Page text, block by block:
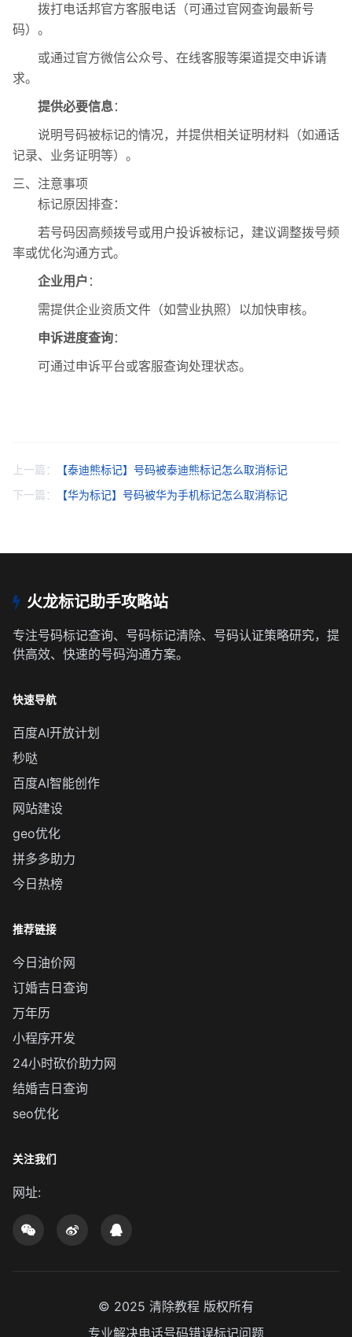
拨打电话邦官方客服电话（可通过官网查询最新号
码）。
或通过官方微信公众号、在线客服等渠道提交申诉请
求。
提供必要信息‌：
说明号码被标记的情况，并提供相关证明材料（如通话
记录、业务证明等）。
三、注意事项
‌标记原因排查‌：
若号码因高频拨号或用户投诉被标记，建议调整拨号频
率或优化沟通方式。
企业用户 ‌：
需提供企业资质文件（如营业执照）以加快审核。
申诉进度查询‌：
可通过申诉平台或客服查询处理状态。
上一篇：
【泰迪熊标记】号码被泰迪熊标记怎么取消标记
下一篇：
【华为标记】号码被华为手机标记怎么取消标记
火龙标记助手攻略站
专注号码标记查询、 号码标记清除、 号码认证策略研究，提
供高效、快速的号码沟通方案。
快速导航
百度AI开放计划
秒哒
百度AI智能创作
网站建设
geo优化
拼多多助力
今日热榜
推荐链接
今日油价网
订婚吉日查询
万年历
小程序开发
24小时砍价助力网
结婚吉日查询
seo优化
关注我们
网址:
© 2025 清除教程 版权所有
专业解决电话号码错误标记问题